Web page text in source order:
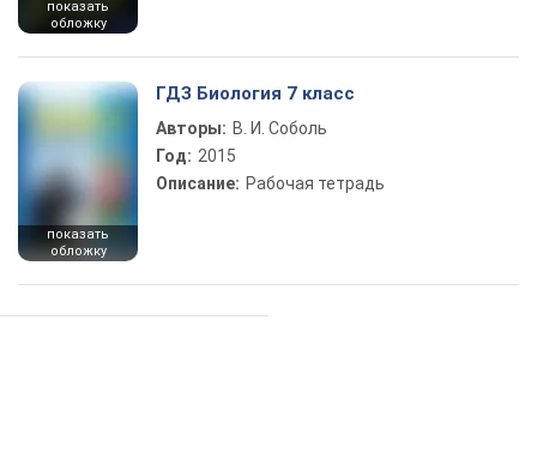
показать
обложку
показать
обложку
ГДЗ Биология 7 класс
Авторы: В. И. Соболь
Год: 2015
Описание: Рабочая тетрадь